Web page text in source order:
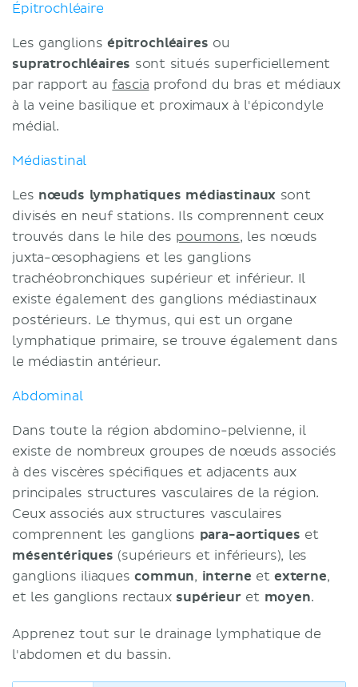
Épitrochléaire
Les ganglions épitrochléaires ou
supratrochléaires sont situés superficiellement
par rapport aufascia profond du bras et médiaux
à la veine basilique et proximaux à l'épicondyle
médial.
Médiastinal
Les nœuds lymphatiques médiastinaux sont
divisés en neuf stations. Ils comprennent ceux
trouvés dans le hile des poumons, les nœuds
juxta-œsophagiens et les ganglions
trachéobronchiques supérieur et inférieur. Il
existe également des ganglions médiastinaux
postérieurs. Le thymus, qui est un organe
lymphatique primaire, se trouve également dans
le médiastin antérieur.
Abdominal
Dans toute la région abdomino-pelvienne, il
existe de nombreux groupes de nœuds associés
à des viscères spécifiques et adjacents aux
principales structures vasculaires de la région.
Ceux associés aux structures vasculaires
comprennent les ganglions para-aortiques et
mésentériques (supérieurs et inférieurs), les
ganglions iliaquescommun, interne et externe,
et les ganglions rectaux supérieuret moyen.
Apprenez tout sur le drainage lymphatique de
l'abdomen et du bassin.